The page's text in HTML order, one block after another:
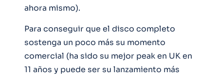
ahora mismo).
Para conseguir que el disco completo
sostenga un poco más su momento
comercial (ha sido su mejor peak en UK en
11 años y puede ser su lanzamiento más